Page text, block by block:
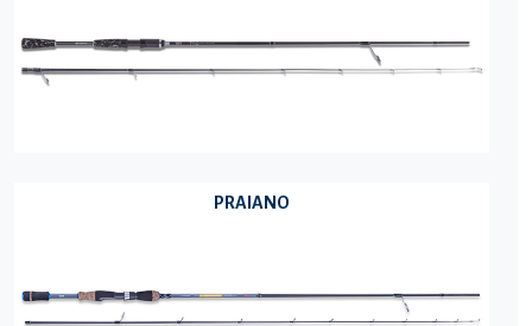
PRAIANO